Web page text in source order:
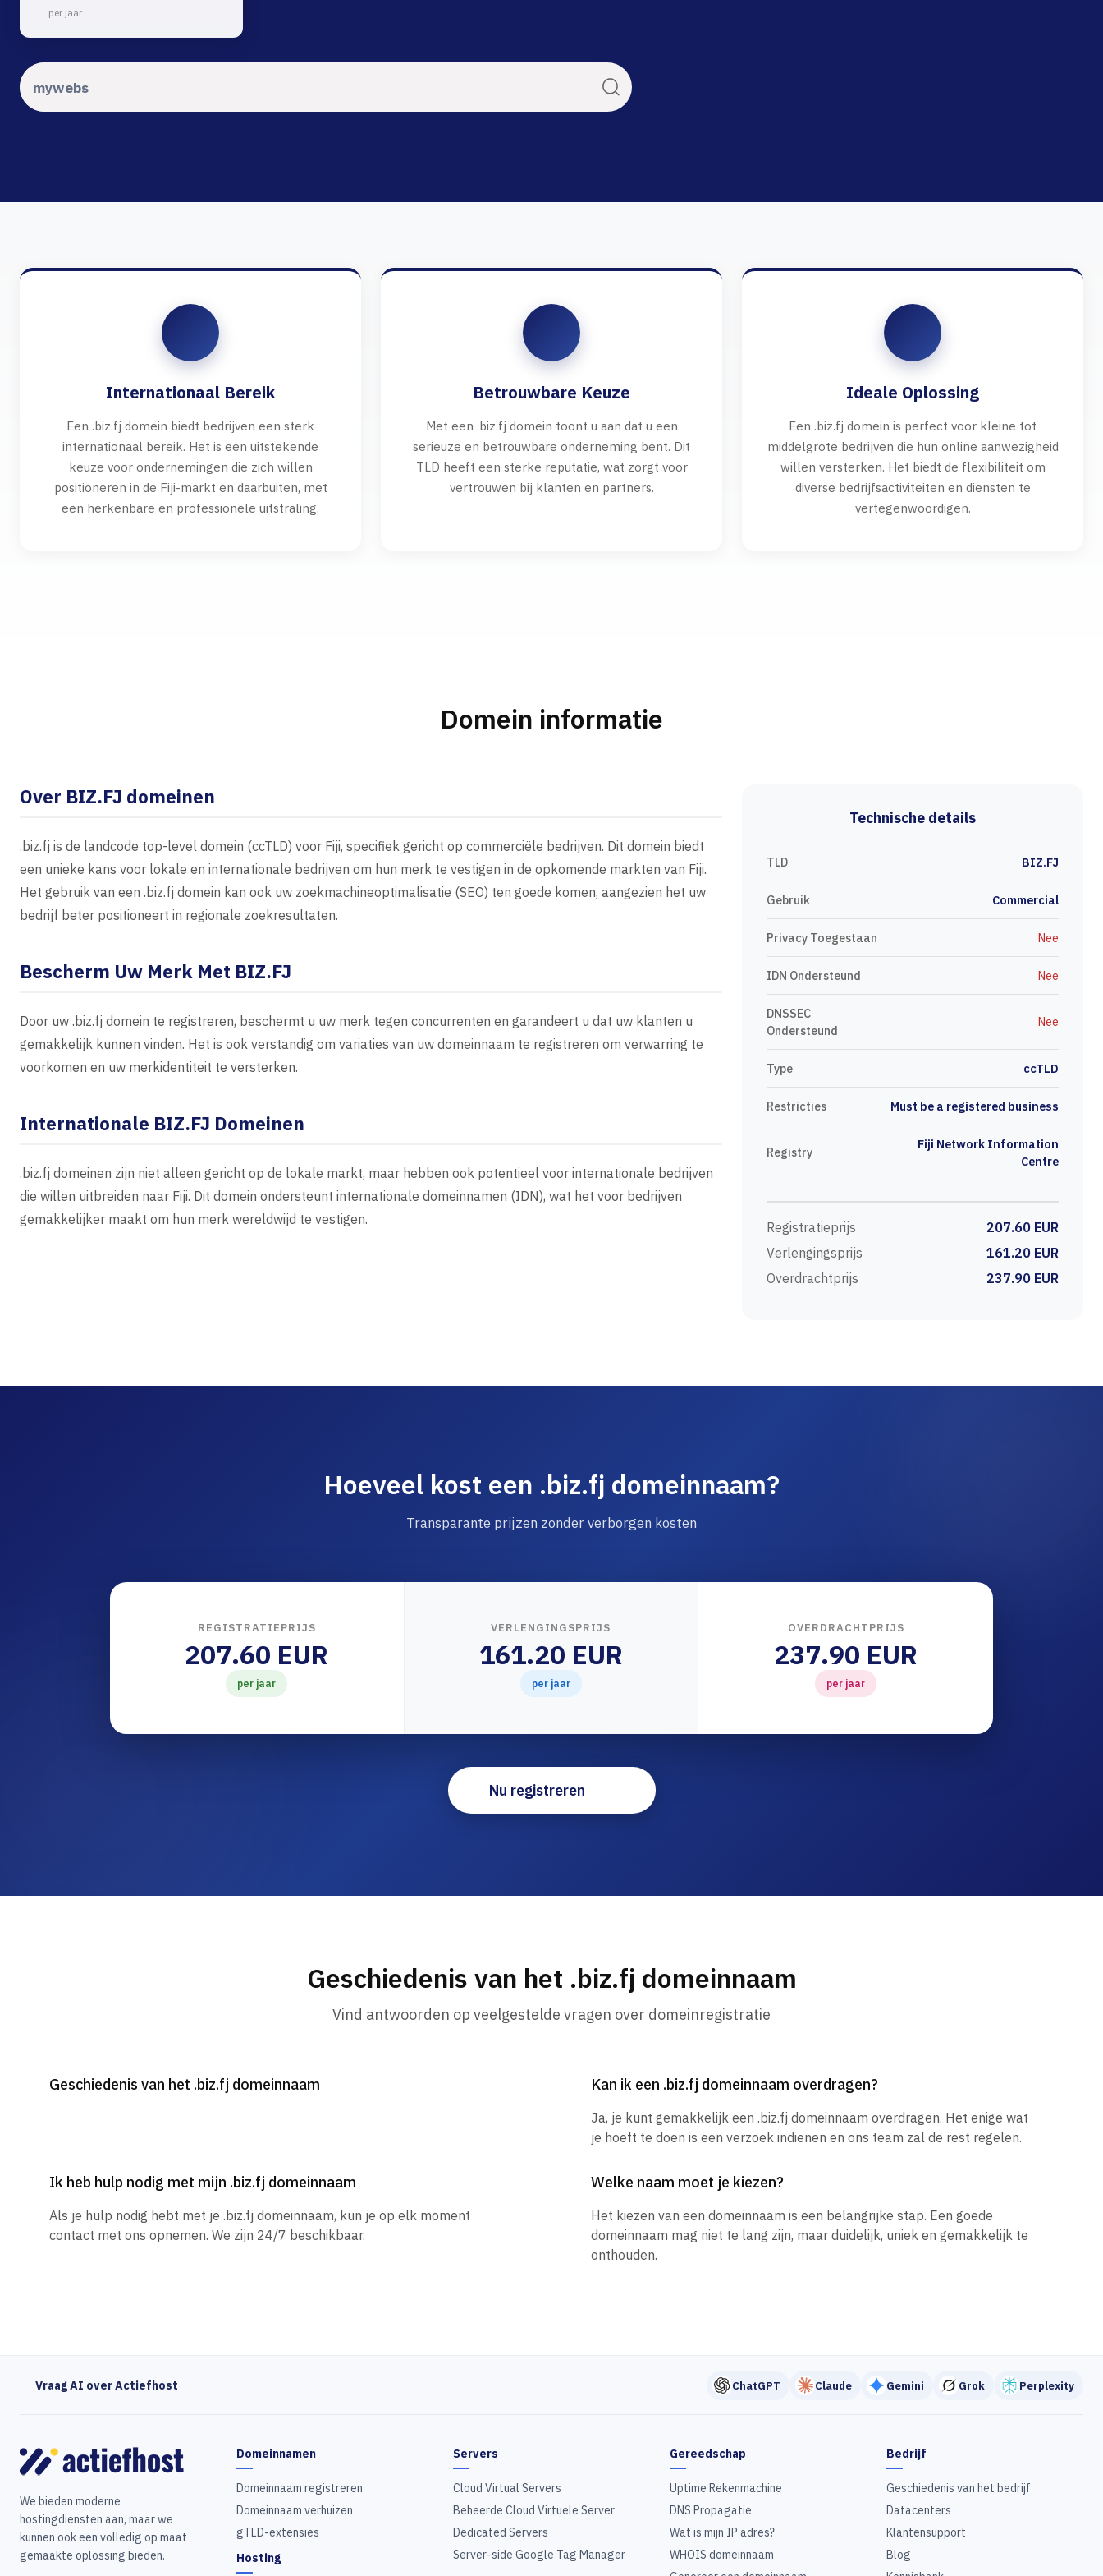
per jaar
Internationaal Bereik
Een .biz.fj domein biedt bedrijven een sterk
internationaal bereik. Het is een uitstekende
keuze voor ondernemingen die zich willen
positioneren in de Fiji-markt en daarbuiten, met
een herkenbare en professionele uitstraling.
Betrouwbare Keuze
Met een .biz.fj domein toont u aan dat u een
serieuze en betrouwbare onderneming bent. Dit
TLD heeft een sterke reputatie, wat zorgt voor
vertrouwen bij klanten en partners.
Ideale Oplossing
Een .biz.fj domein is perfect voor kleine tot
middelgrote bedrijven die hun online aanwezigheid
willen versterken. Het biedt de flexibiliteit om
diverse bedrijfsactiviteiten en diensten te
vertegenwoordigen.
Domein informatie
Over BIZ.FJ domeinen
.biz.fj is de landcode top-level domein (ccTLD) voor Fiji, specifiek gericht op commerciële bedrijven. Dit domein biedt
een unieke kans voor lokale en internationale bedrijven om hun merk te vestigen in de opkomende markten van Fiji.
Het gebruik van een .biz.fj domein kan ook uw zoekmachineoptimalisatie (SEO) ten goede komen, aangezien het uw
bedrijf beter positioneert in regionale zoekresultaten.
Bescherm Uw Merk Met BIZ.FJ
Door uw .biz.fj domein te registreren, beschermt u uw merk tegen concurrenten en garandeert u dat uw klanten u
gemakkelijk kunnen vinden. Het is ook verstandig om variaties van uw domeinnaam te registreren om verwarring te
voorkomen en uw merkidentiteit te versterken.
Internationale BIZ.FJ Domeinen
.biz.fj domeinen zijn niet alleen gericht op de lokale markt, maar hebben ook potentieel voor internationale bedrijven
die willen uitbreiden naar Fiji. Dit domein ondersteunt internationale domeinnamen (IDN), wat het voor bedrijven
gemakkelijker maakt om hun merk wereldwijd te vestigen.
Technische details
TLD BIZ.FJ
Gebruik Commercial
Privacy Toegestaan Nee
IDN Ondersteund Nee
DNSSEC
Ondersteund
Nee
Type ccTLD
Restricties Must be a registered business
Registry
Fiji Network Information
Centre
Registratieprijs
207.60 EUR
Verlengingsprijs
161.20 EUR
Overdrachtprijs
237.90 EUR
Hoeveel kost een .biz.fj domeinnaam?
Transparante prijzen zonder verborgen kosten
REGISTRATIEPRIJS
207.60 EUR
per jaar
VERLENGINGSPRIJS
161.20 EUR
per jaar
OVERDRACHTPRIJS
237.90 EUR
per jaar
Nu registreren
Geschiedenis van het .biz.fj domeinnaam
Vind antwoorden op veelgestelde vragen over domeinregistratie
Geschiedenis van het .biz.fj domeinnaam Kan ik een .biz.fj domeinnaam overdragen?
Ja, je kunt gemakkelijk een .biz.fj domeinnaam overdragen. Het enige wat
je hoeft te doen is een verzoek indienen en ons team zal de rest regelen.
Ik heb hulp nodig met mijn .biz.fj domeinnaam
Als je hulp nodig hebt met je .biz.fj domeinnaam, kun je op elk moment
contact met ons opnemen. We zijn 24/7 beschikbaar.
Welke naam moet je kiezen?
Het kiezen van een domeinnaam is een belangrijke stap. Een goede
domeinnaam mag niet te lang zijn, maar duidelijk, uniek en gemakkelijk te
onthouden.
Vraag AI over Actiefhost ChatGPT Claude Gemini Grok Perplexity
We bieden moderne
hostingdiensten aan, maar we
kunnen ook een volledig op maat
gemaakte oplossing bieden.
Domeinnamen
Domeinnaam registreren
Domeinnaam verhuizen
gTLD-extensies
Hosting
Servers
Cloud Virtual Servers
Beheerde Cloud Virtuele Server
Dedicated Servers
Server-side Google Tag Manager
Gereedschap
Uptime Rekenmachine
DNS Propagatie
Wat is mijn IP adres?
WHOIS domeinnaam
Bedrijf
Geschiedenis van het bedrijf
Datacenters
Klantensupport
Blog